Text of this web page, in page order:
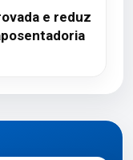
e reduz